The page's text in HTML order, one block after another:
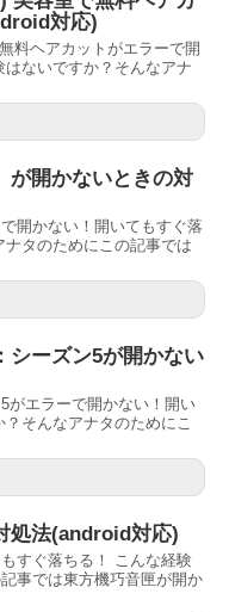
対応)
料ヘアカットがエラーで開
ないですか？そんなアナ
が開かないときの対
開かない！開いてもすぐ落
タのためにこの記事では
シーズン5が開かない
がエラーで開かない！開い
そんなアナタのためにこ
処法(android対応)
すぐ落ちる！ こんな経験
事では東方機巧音匣が開か